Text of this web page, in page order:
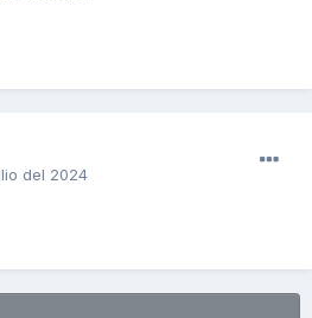
del 2024